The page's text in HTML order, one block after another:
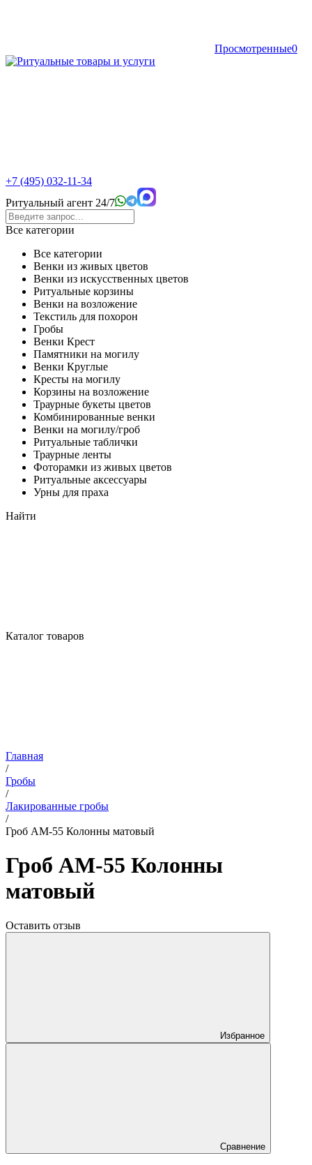
Просмотренные0
+7 (495) 032-11-34
Ритуальный агент 24/7
Все категории
Все категории
Венки из живых цветов
Венки из искусственных цветов
Ритуальные корзины
Венки на возложение
Текстиль для похорон
Гробы
Венки Крест
Памятники на могилу
Венки Круглые
Кресты на могилу
Корзины на возложение
Траурные букеты цветов
Комбинированные венки
Венки на могилу/гроб
Ритуальные таблички
Траурные ленты
Фоторамки из живых цветов
Ритуальные аксессуары
Урны для праха
Найти
Каталог товаров
Главная
/
Гробы
/
Лакированные гробы
/
Гроб АМ-55 Колонны матовый
Гроб АМ-55 Колонны
матовый
Оставить отзыв
Избранное
Сравнение